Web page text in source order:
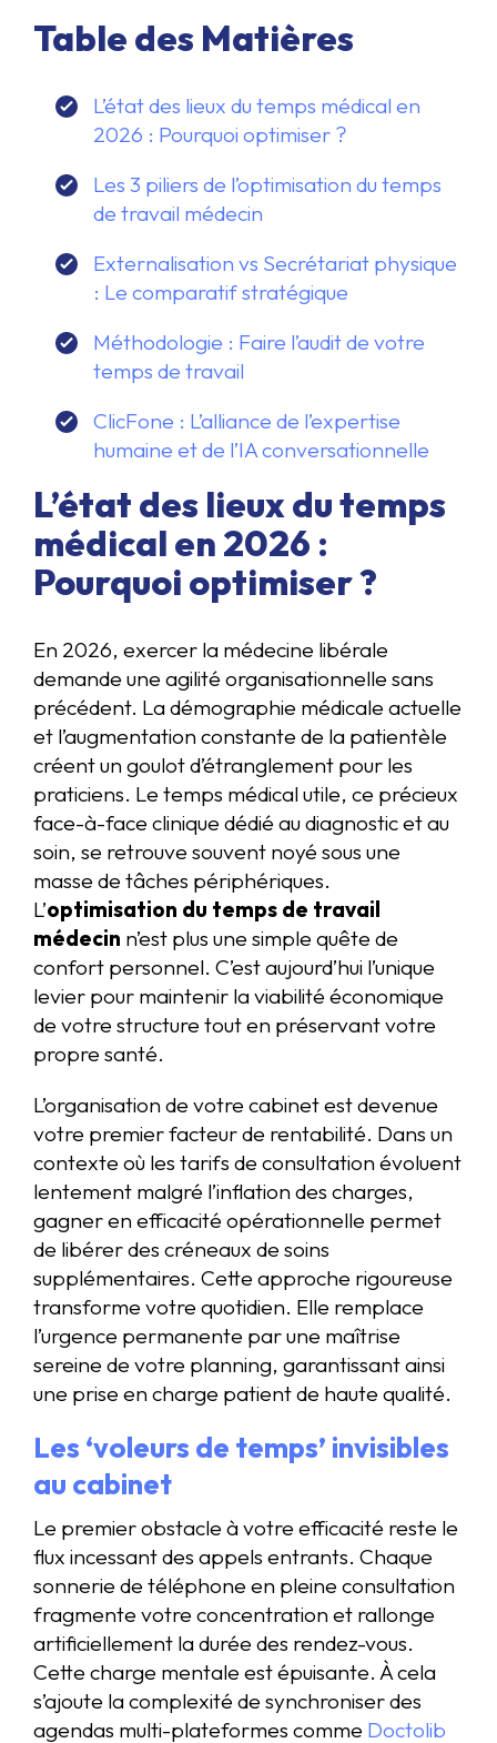
Table des Matières
L’état des lieux du temps médical en
2026 : Pourquoi optimiser ?
Les 3 piliers de l’optimisation du temps
de travail médecin
Externalisation vs Secrétariat physique
: Le comparatif stratégique
Méthodologie : Faire l’audit de votre
temps de travail
ClicFone : L’alliance de l’expertise
humaine et de l’IA conversationnelle
L’état des lieux du temps
médical en 2026 :
Pourquoi optimiser ?
En 2026, exercer la médecine libérale
demande une agilité organisationnelle sans
précédent. La démographie médicale actuelle
et l’augmentation constante de la patientèle
créent un goulot d’étranglement pour les
praticiens. Le temps médical utile, ce précieux
face-à-face clinique dédié au diagnostic et au
soin, se retrouve souvent noyé sous une
masse de tâches périphériques.
L’optimisation du temps de travail
médecin n’est plus une simple quête de
confort personnel. C’est aujourd’hui l’unique
levier pour maintenir la viabilité économique
de votre structure tout en préservant votre
propre santé.
L’organisation de votre cabinet est devenue
votre premier facteur de rentabilité. Dans un
contexte où les tarifs de consultation évoluent
lentement malgré l’inflation des charges,
gagner en efficacité opérationnelle permet
de libérer des créneaux de soins
supplémentaires. Cette approche rigoureuse
transforme votre quotidien. Elle remplace
l’urgence permanente par une maîtrise
sereine de votre planning, garantissant ainsi
une prise en charge patient de haute qualité.
Les ‘voleurs de temps’ invisibles
au cabinet
Le premier obstacle à votre efficacité reste le
flux incessant des appels entrants. Chaque
sonnerie de téléphone en pleine consultation
fragmente votre concentration et rallonge
artificiellement la durée des rendez-vous.
Cette charge mentale est épuisante. À cela
s’ajoute la complexité de synchroniser des
agendas multi-plateformes comme Doctolib